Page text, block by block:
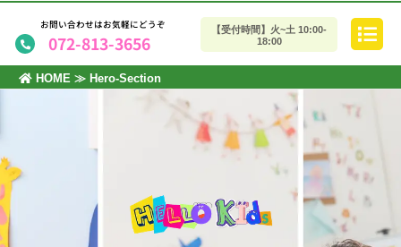
お問い合わせはお気軽にどうぞ
072-813-3656
【受付時間】火~土 10:00-
18:00
HOME ≫ Hero-Section